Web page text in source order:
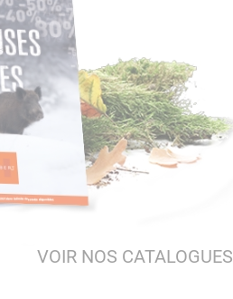
VOIR NOS CATALOGUES